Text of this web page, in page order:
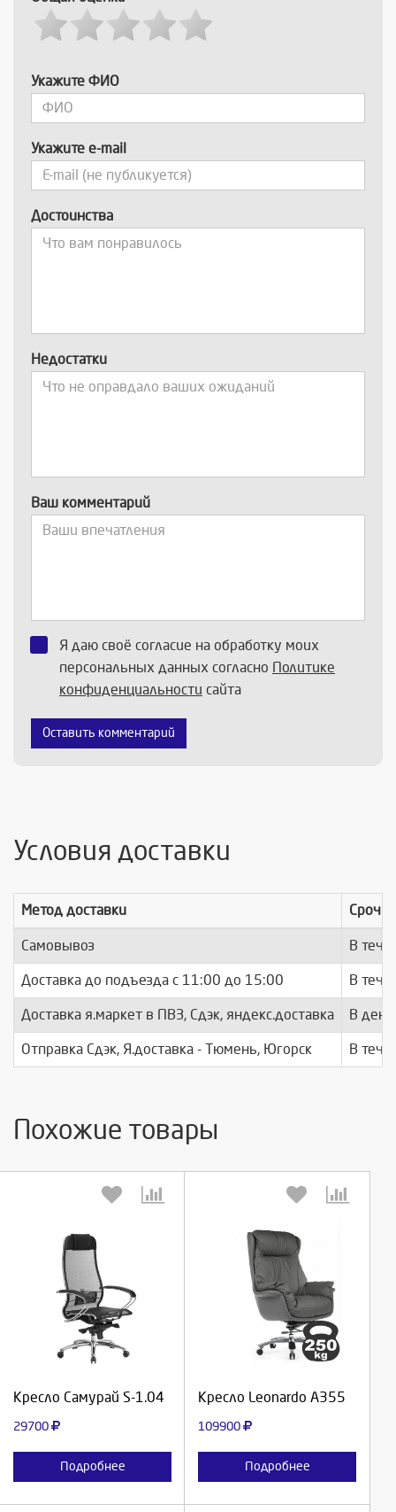
Укажите ФИО
Укажите e-mail
Достоинства
Недостатки
Ваш комментарий
Я даю своё согласие на обработку моих
персональных данных согласно Политике
конфиденциальности сайта
Оставить комментарий
Условия доставки
Метод доставки
Самовывоз В
Доставка до подъезда c 11:00 до 15:00 В
Доставка я.маркет в ПВЗ, Сдэк, яндекс.доставка В день
Отправка Сдэк, Я.доставка - Тюмень, Югорск В
Похожие товары
Кресло Самурай S-1.04
29700
Подробнее
Выберите количество:
Кресло Leonardo A355
109900
Подробнее
Выберите количество: